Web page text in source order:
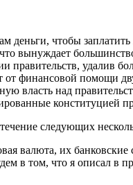
деньги, чтобы
что вынуждает
правительств, удалив
от финансовой помощи
власть над
конституцией
следующих
валюта, их
в том, что я описал в